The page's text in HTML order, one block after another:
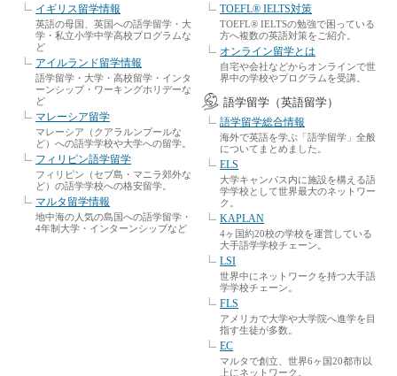
イギリス留学情報
英語の母国、英国への語学留学・大
学・私立小学中学高校プログラムな
ど
アイルランド留学情報
語学留学・大学・高校留学・インタ
ーンシップ・ワーキングホリデーな
ど
マレーシア留学
マレーシア（クアラルンプールな
ど）への語学学校や大学への留学。
フィリピン語学留学
フィリピン（セブ島・マニラ郊外な
ど）の語学学校への格安留学。
マルタ留学情報
地中海の人気の島国への語学留学・
4年制大学・インターンシップなど
TOEFL® IELTS対策
TOEFL® IELTSの勉強で困っている
方へ複数の英語対策をご紹介。
オンライン留学とは
自宅や会社などからオンラインで世
界中の学校やプログラムを受講。
語学留学（英語留学）
語学留学総合情報
海外で英語を学ぶ「語学留学」全般
についてまとめました。
ELS
大学キャンパス内に施設を構える語
学学校として世界最大のネットワー
ク。
KAPLAN
4ヶ国約20校の学校を運営している
大手語学学校チェーン。
LSI
世界中にネットワークを持つ大手語
学学校チェーン。
FLS
アメリカで大学や大学院へ進学を目
指す生徒が多数。
EC
マルタで創立、世界6ヶ国20都市以
上にネットワーク。